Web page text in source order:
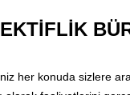
her konuda sizlere